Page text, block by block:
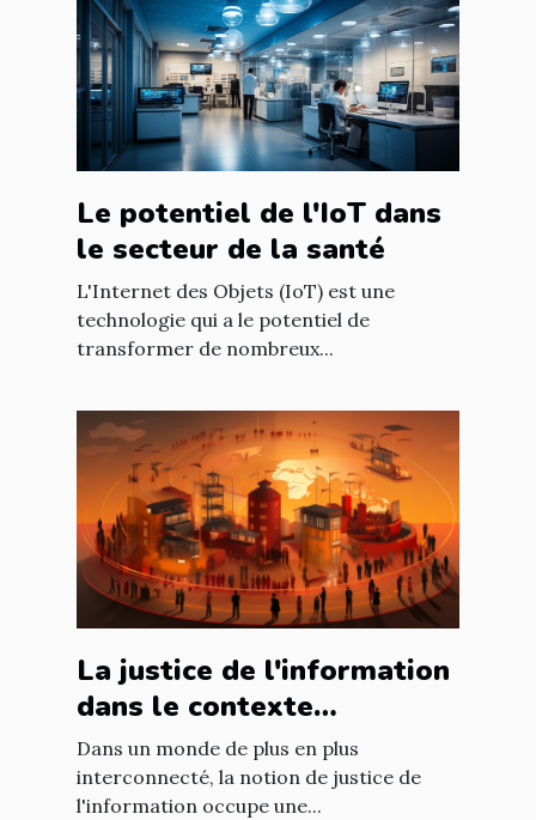
Le potentiel de l'IoT dans
le secteur de la santé
L'Internet des Objets (IoT) est une
technologie qui a le potentiel de
transformer de nombreux...
La justice de l'information
dans le contexte
international : enjeux et
défis
Dans un monde de plus en plus
interconnecté, la notion de justice de
l'information occupe une...